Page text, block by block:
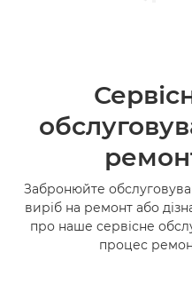
Забронюйте
виріб на ремонт або
про наше сервісне
процес